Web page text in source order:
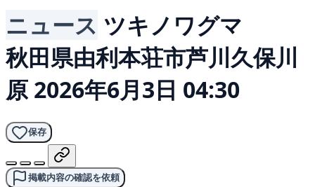
ニュース ツキノワグマ
秋田県由利本荘市芦川久保川
原 2026年6月3日 04:30
保存
掲載内容の確認を依頼